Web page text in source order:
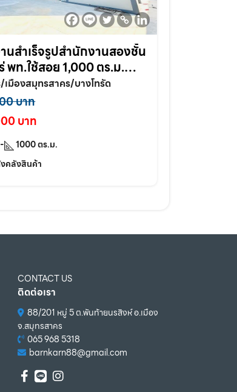
นสำเร็จรูปสำนักงานสองชั้น
พท.ใช้สอย 1,000 ตร.ม.
อ.เมือง จ.สมุทรสาคร
มืองสมุทรสาคร/บางโทรัด
บาท
บาท
- 1000ตร.ม.
คลังสินค้า
CONTACT US
ติดต่อเรา
88/201 หมู่ 5 ต.พันท้ายนรสิงห์ อ.เมือง
จ.สมุทรสาคร
065 968 5318
barnkarn88@gmail.com